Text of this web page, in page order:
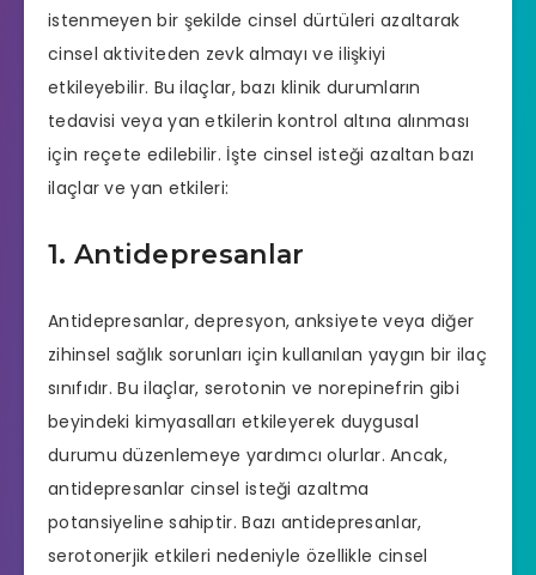
istenmeyen bir şekilde cinsel dürtüleri azaltarak
cinsel aktiviteden zevk almayı ve ilişkiyi
etkileyebilir. Bu ilaçlar, bazı klinik durumların
tedavisi veya yan etkilerin kontrol altına alınması
için reçete edilebilir. İşte cinsel isteği azaltan bazı
ilaçlar ve yan etkileri:
1. Antidepresanlar
Antidepresanlar, depresyon, anksiyete veya diğer
zihinsel sağlık sorunları için kullanılan yaygın bir ilaç
sınıfıdır. Bu ilaçlar, serotonin ve norepinefrin gibi
beyindeki kimyasalları etkileyerek duygusal
durumu düzenlemeye yardımcı olurlar. Ancak,
antidepresanlar cinsel isteği azaltma
potansiyeline sahiptir. Bazı antidepresanlar,
serotonerjik etkileri nedeniyle özellikle cinsel